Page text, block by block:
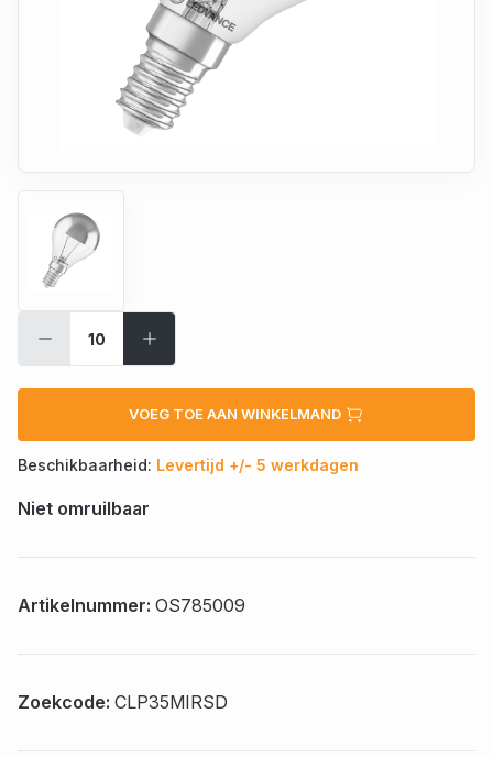
VOEG TOE AAN WINKELMAND
Beschikbaarheid: Levertijd +/- 5 werkdagen
Niet omruilbaar
Artikelnummer: OS785009
Zoekcode: CLP35MIRSD